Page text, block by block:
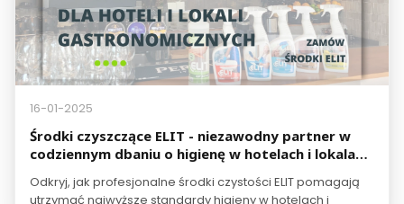
16-01-2025
Środki czyszczące ELIT - niezawodny partner w
codziennym dbaniu o higienę w hotelach i lokalach
Odkryj, jak profesjonalne środki czystości ELIT pomagają
utrzymać najwyższe standardy higieny w hotelach i